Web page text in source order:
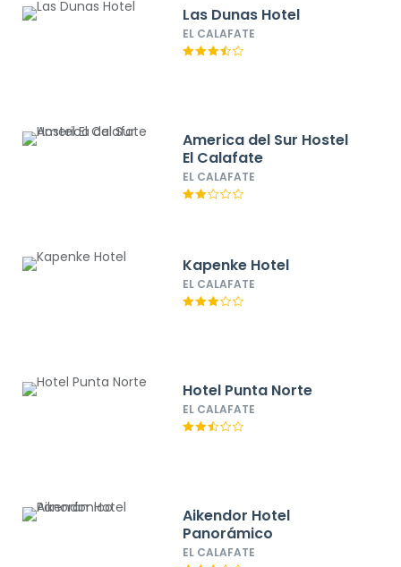
Las Dunas Hotel
EL CALAFATE
America del Sur Hostel
El Calafate
EL CALAFATE
Kapenke Hotel
EL CALAFATE
Hotel Punta Norte
EL CALAFATE
Aikendor Hotel
Panorámico
EL CALAFATE